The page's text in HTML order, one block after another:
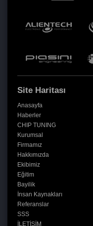
Site Haritası
Anasayfa
Haberler
CHIP TUNING
Kurumsal
Firmamız
Hakkımızda
Ekibimiz
Eğitim
Bayilik
İnsan Kaynakları
Referanslar
SSS
İLETİŞİM